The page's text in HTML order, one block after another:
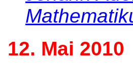
12. Mai 2010